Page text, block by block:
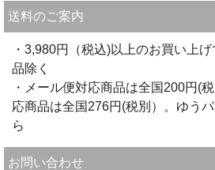
送料のご案内
・3,980円（税込)以上のお買い上
品除く
・メール便対応商品は全国200円(
応商品は全国276円(税別）。ゆう
ら
お問い合わせ